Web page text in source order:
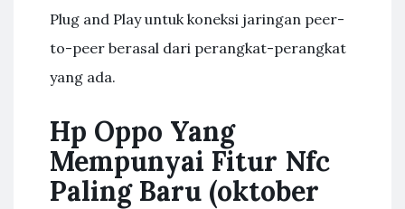
Plug and Play untuk koneksi jaringan peer-
to-peer berasal dari perangkat-perangkat
yang ada.
Hp Oppo Yang
Mempunyai Fitur Nfc
Paling Baru (oktober